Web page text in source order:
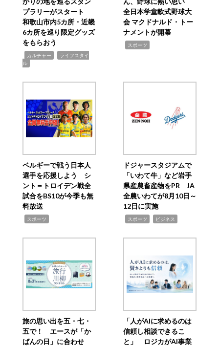
プラリーがスタート
和歌山市内5カ所・近畿
6カ所を巡り限定グッズ
をもらおう
カルチャー
ライフスタイ
ル
全日本学童軟式野球大
会 マクドナルド・トー
ナメントが開幕
スポーツ
ベルギーで戦う日本人
選手を応援しよう シ
ント＝トロイデン戦全
試合をBS10が今季も無
料放送
スポーツ
ドジャースタジアムで
「いわて牛」など岩手
県産農畜産物をPR JA
全農いわてが8月10日～
12日に実施
スポーツ ビジネス
旅の思い出を五・七・
五で！ エースが「か
ばんの日」に合わせ
「人がAIに求めるのは
信頼し相談できるこ
と」 ロジカがAI事業